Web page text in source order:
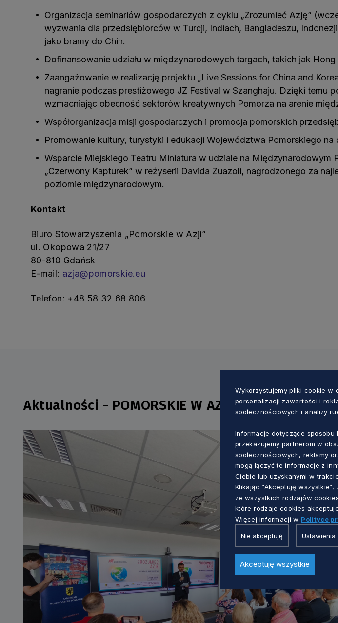
Organizacja seminariów gospodarczych z cyklu „Zrozumieć Azję”
wyzwania dla przedsiębiorców w Turcji, Indiach, Bangladeszu,
jako bramy do Chin.
Dofinansowanie udziału w międzynarodowych targach, takich jak Hong
Zaangażowanie w realizację projektu „Live Sessions for China and
nagranie podczas prestiżowego JZ Festival w Szanghaju. Dzięki temu
wzmacniając obecność sektorów kreatywnych Pomorza na arenie
Współorganizacja misji gospodarczych i promocja pomorskich
Promowanie kultury, turystyki i edukacji Województwa Pomorskiego na
Wsparcie Miejskiego Teatru Miniatura w udziale na
„Czerwony Kapturek” w reżyserii Davida Zuazoli, nagrodzonego za
poziomie międzynarodowym.
Kontakt
Biuro Stowarzyszenia „Pomorskie w Azji”
ul. Okopowa 21/27
80-810 Gdańsk
E-mail: azja@pomorskie.eu
Telefon: +48 58 32 68 806
Aktualności - POMORSKIE W AZJI
Wykorzystujemy pliki cookie w
personalizacji zawartości i
społecznościowych i analizy
Informacje dotyczące sposobu
przekazujemy partnerom w
społecznościowych, reklamy
mogą łączyć te informacje z
Ciebie lub uzyskanymi w
Klikając “Akceptuję
ze wszystkich rodzajów
które rodzaje cookies
Więcej informacji w Polityce
Nie akceptuję Ustawienia
Akceptuję wszystkie